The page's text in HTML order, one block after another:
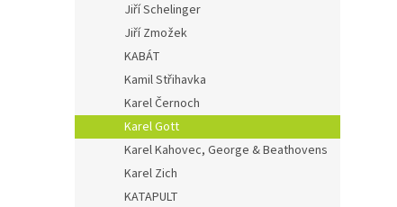
Jiří Schelinger
Jiří Zmožek
KABÁT
Kamil Střihavka
Karel Černoch
Karel Gott
Karel Kahovec, George & Beathovens
Karel Zich
KATAPULT